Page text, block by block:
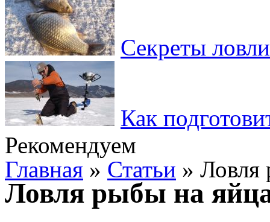
Секреты
Как
Рекомендуем
Главная » Статьи » Ловля
Ловля рыбы на